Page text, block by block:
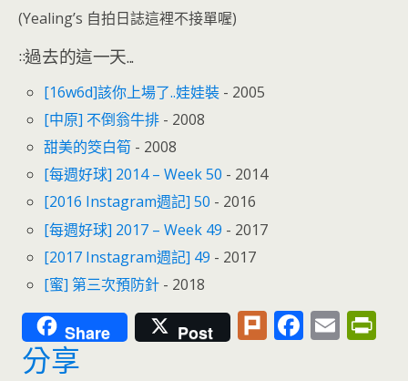
(Yealing’s 自拍日誌這裡不接單喔)
::過去的這一天...
[16w6d]該你上場了..娃娃裝 - 2005
[中原] 不倒翁牛排 - 2008
甜美的筊白筍 - 2008
[每週好球] 2014 – Week 50 - 2014
[2016 Instagram週記] 50 - 2016
[每週好球] 2017 – Week 49 - 2017
[2017 Instagram週記] 49 - 2017
[蜜] 第三次預防針 - 2018
Share Post Pl F E
分享